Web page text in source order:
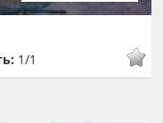
1/1